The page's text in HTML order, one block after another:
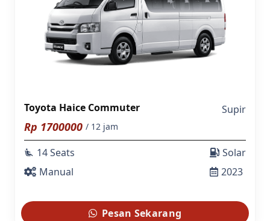
Toyota Haice Commuter Supir
Rp 1700000 / 12 jam
airline_seat_recline_extra 14 Seats
Manual
Solar
2023
Pesan Sekarang